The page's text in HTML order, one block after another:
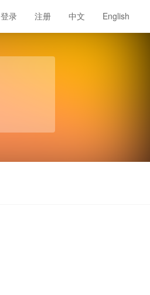
登录 注册 中文 English